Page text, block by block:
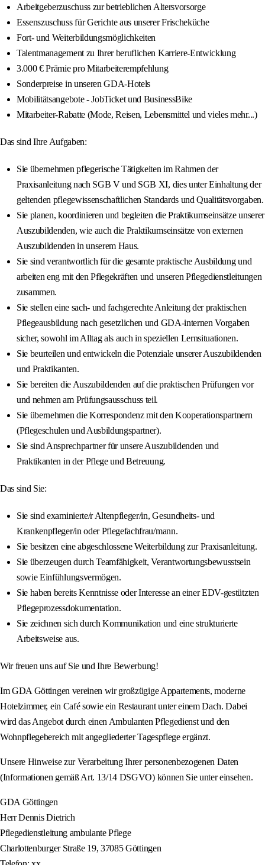
Arbeitgeberzuschuss zur betrieblichen Altersvorsorge
Essenszuschuss für Gerichte aus unserer Frischeküche
Fort- und Weiterbildungsmöglichkeiten
Talentmanagement zu Ihrer beruflichen Karriere-Entwicklung
3.000 € Prämie pro Mitarbeiterempfehlung
Sonderpreise in unseren GDA-Hotels
Mobilitätsangebote - JobTicket und BusinessBike
Mitarbeiter-Rabatte (Mode, Reisen, Lebensmittel und vieles mehr...)
Das sind Ihre Aufgaben:
Sie übernehmen pflegerische Tätigkeiten im Rahmen der
Praxisanleitung nach SGB V und SGB XI, dies unter Einhaltung der
geltenden pflegewissenschaftlichen Standards und Qualitätsvorgaben.
Sie planen, koordinieren und begleiten die Praktikumseinsätze unserer
Auszubildenden, wie auch die Praktikumseinsätze von externen
Auszubildenden in unserem Haus.
Sie sind verantwortlich für die gesamte praktische Ausbildung und
arbeiten eng mit den Pflegekräften und unseren Pflegedienstleitungen
zusammen.
Sie stellen eine sach- und fachgerechte Anleitung der praktischen
Pflegeausbildung nach gesetzlichen und GDA-internen Vorgaben
sicher, sowohl im Alltag als auch in speziellen Lernsituationen.
Sie beurteilen und entwickeln die Potenziale unserer Auszubildenden
und Praktikanten.
Sie bereiten die Auszubildenden auf die praktischen Prüfungen vor
und nehmen am Prüfungsausschuss teil.
Sie übernehmen die Korrespondenz mit den Kooperationspartnern
(Pflegeschulen und Ausbildungspartner).
Sie sind Ansprechpartner für unsere Auszubildenden und
Praktikanten in der Pflege und Betreuung.
Das sind Sie:
Sie sind examinierte/r Altenpfleger/in, Gesundheits- und
Krankenpfleger/in oder Pflegefachfrau/mann.
Sie besitzen eine abgeschlossene Weiterbildung zur Praxisanleitung.
Sie überzeugen durch Teamfähigkeit, Verantwortungsbewusstsein
sowie Einfühlungsvermögen.
Sie haben bereits Kenntnisse oder Interesse an einer EDV-gestützten
Pflegeprozessdokumentation.
Sie zeichnen sich durch Kommunikation und eine strukturierte
Arbeitsweise aus.
Wir freuen uns auf Sie und Ihre Bewerbung!
Im GDA Göttingen vereinen wir großzügige Appartements, moderne
Hotelzimmer, ein Café sowie ein Restaurant unter einem Dach. Dabei
wird das Angebot durch einen Ambulanten Pflegedienst und den
Wohnpflegebereich mit angegliederter Tagespflege ergänzt.
Unsere Hinweise zur Verarbeitung Ihrer personenbezogenen Daten
(Informationen gemäß Art. 13/14 DSGVO) können Sie unter einsehen.
GDA Göttingen
Herr Dennis Dietrich
Pflegedienstleitung ambulante Pflege
Charlottenburger Straße 19, 37085 Göttingen